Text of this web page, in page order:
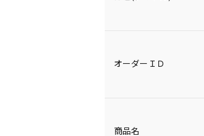
オーダーＩＤ
商品名